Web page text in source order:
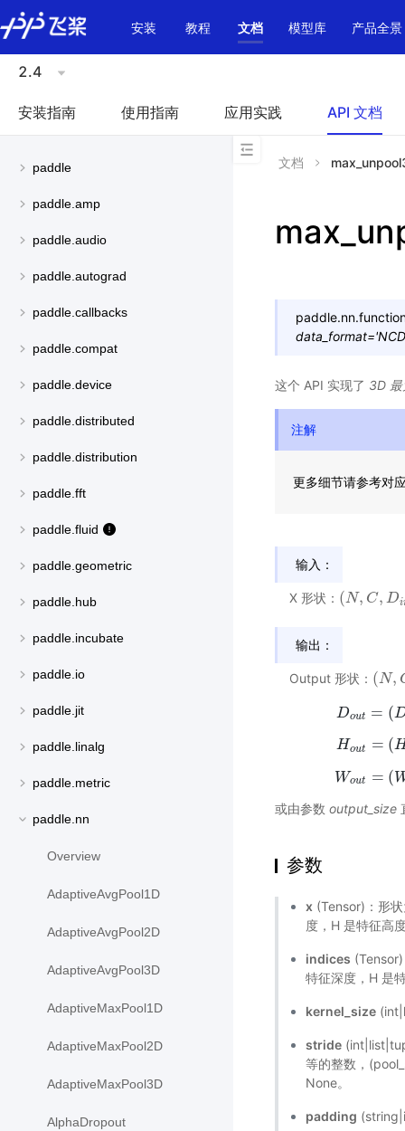
\u200E
安装
教程 文档 模型库 产品全景
2.4
安装指南 使用指南 应用实践 API 文档
paddle
paddle.amp
paddle.audio
paddle.autograd
paddle.callbacks
paddle.compat
paddle.device
paddle.distributed
paddle.distribution
paddle.fft
paddle.fluid
paddle.geometric
paddle.hub
paddle.incubate
paddle.io
paddle.jit
paddle.linalg
paddle.metric
paddle.nn
Overview
AdaptiveAvgPool1D
AdaptiveAvgPool2D
AdaptiveAvgPool3D
AdaptiveMaxPool1D
AdaptiveMaxPool2D
AdaptiveMaxPool3D
AlphaDropout
文档
data_format=
这个 API 实现了 3D
注解
更多细节请参考对
输入：
X 形状： (N, C, Di
(N,C ,Din,Hi
输出：
Output 形状： (N,
(N,C ,
Dout = (D
Hout = (H
Wout = (
Wo
或由参数 output_size
参数
x (Tensor)：形
度，H 是特征高
indices
特征深度，H 是
kernel_size
stride
等的整数，
None。
padding